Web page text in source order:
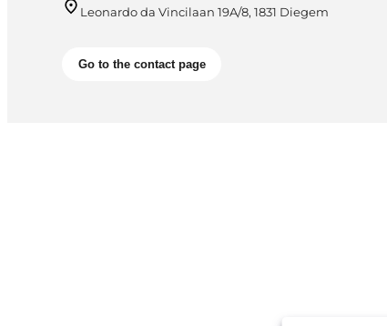
Leonardo da Vincilaan 19A/8, 1831 Diegem
Go to the contact page